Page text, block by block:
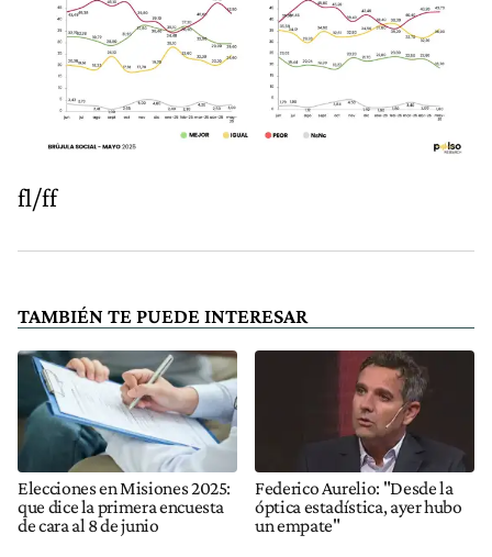
fl/ff
TAMBIÉN TE PUEDE INTERESAR
Elecciones en Misiones 2025:
que dice la primera encuesta
de cara al 8 de junio
Federico Aurelio: "Desde la
óptica estadística, ayer hubo
un empate"